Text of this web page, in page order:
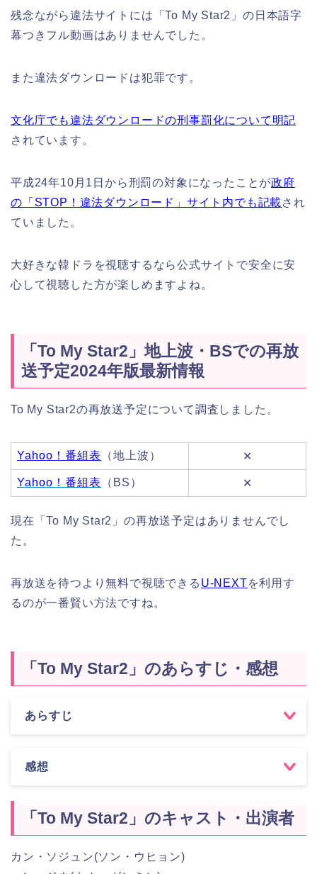
残念ながら違法サイトには「To My Star2」の日本語字
幕つきフル動画はありませんでした。
また違法ダウンロードは犯罪です。
文化庁でも違法ダウンロードの刑事罰化について明記
されています。
平成24年10月1日から刑罰の対象になったことが政府
の「STOP！違法ダウンロード」サイト内でも記載され
ていました。
大好きな韓ドラを視聴するなら公式サイトで安全に安
心して視聴した方が楽しめますよね。
「To My Star2」地上波・BSでの再放
送予定2024年版最新情報
To My Star2の再放送予定について調査しました。
Yahoo！番組表 （地上波） ✕
Yahoo！番組表 （BS） ✕
現在「To My Star2」の再放送予定はありませんでし
た。
再放送を待つより無料で視聴できる U-NEXTを利用す
るのが一番賢い方法ですね。
「To My Star2」のあらすじ・感想
あらすじ
感想
「To My Star2」のキャスト・出演者
カン・ソジュン(ソン・ウヒョン)